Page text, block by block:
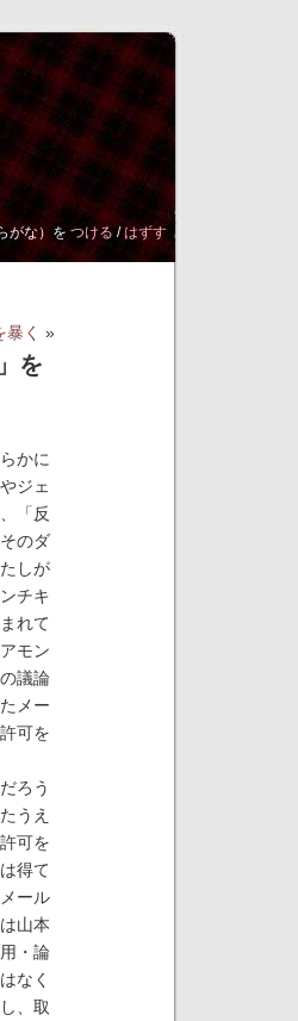
がな）を つける/はずす
く »
を
かに
ジェ
「反
のダ
しが
チキ
れて
モン
議論
メー
可を
ろう
うえ
可を
得て
ール
山本
・論
なく
、取